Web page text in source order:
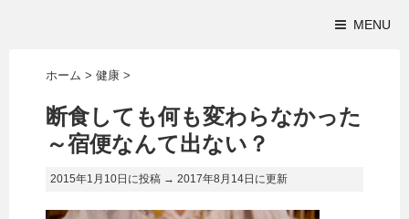
MENU
ホーム > 健康 >
断食しても何も変わらなかった
～宿便なんて出ない？
2015年1月10日に投稿 → 2017年8月14日 に更新